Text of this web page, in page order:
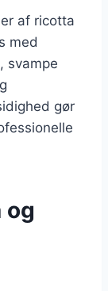
af ricotta
med
svampe
gør
og